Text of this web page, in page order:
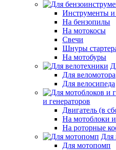
Инструменты и
На бензопилы
На мотокосы
Свечи
Шнуры
На мотобуры
Для веломотора
Для велосипеда
и генераторов
Двигатель (в
На мотоблоки
На роторные
Для
Для мотопомп